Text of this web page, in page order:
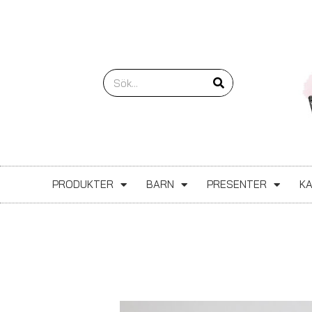
Sök
PRODUKTER BARN PRESENTER